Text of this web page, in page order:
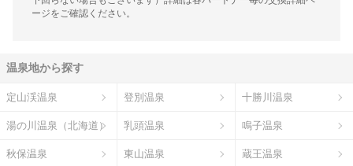
ージをご確認ください。
温泉地から探す
定山渓温泉 登別温泉 十勝川温泉
湯の川温泉（北海道） 乳頭温泉 鳴子温泉
秋保温泉 東山温泉 蔵王温泉